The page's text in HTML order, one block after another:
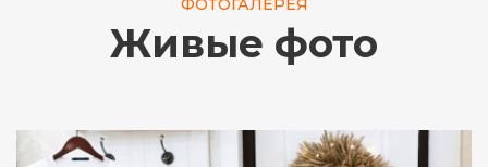
ФОТОГАЛЕРЕЯ
Живые фото